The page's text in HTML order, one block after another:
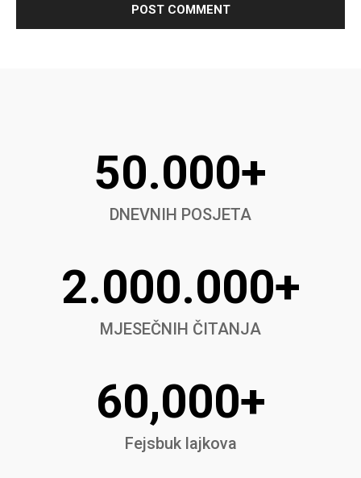
50.000+
DNEVNIH POSJETA
2.000.000+
MJESEČNIH ČITANJA
60,000+
Fejsbuk lajkova